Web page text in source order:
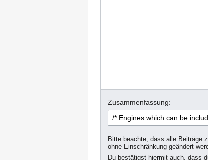
Zusammenfassung:
Bitte beachte, dass alle Beiträge
ohne Einschränkung geändert
Du bestätigst hiermit auch, dass